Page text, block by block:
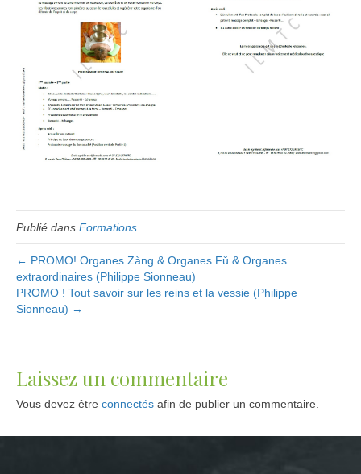
Publié dans Formations
← PROMO! Organes Zàng & Organes Fǔ & Organes
extraordinaires (Philippe Sionneau)
PROMO ! Tout savoir sur les reins et la vessie (Philippe
Sionneau) →
Laissez un commentaire
Vous devez être connectés afin de publier un commentaire.